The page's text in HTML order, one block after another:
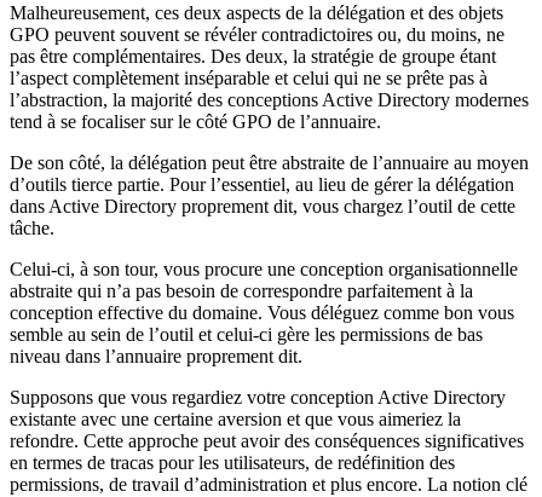
Malheureusement, ces deux aspects de la délégation et des objets
GPO peuvent souvent se révéler contradictoires ou, du moins, ne
pas être complémentaires. Des deux, la stratégie de groupe étant
l’aspect complètement inséparable et celui qui ne se prête pas à
l’abstraction, la majorité des conceptions Active Directory modernes
tend à se focaliser sur le côté GPO de l’annuaire.
De son côté, la délégation peut être abstraite de l’annuaire au moyen
d’outils tierce partie. Pour l’essentiel, au lieu de gérer la délégation
dans Active Directory proprement dit, vous chargez l’outil de cette
tâche.
Celui-ci, à son tour, vous procure une conception organisationnelle
abstraite qui n’a pas besoin de correspondre parfaitement à la
conception effective du domaine. Vous déléguez comme bon vous
semble au sein de l’outil et celui-ci gère les permissions de bas
niveau dans l’annuaire proprement dit.
Supposons que vous regardiez votre conception Active Directory
existante avec une certaine aversion et que vous aimeriez la
refondre. Cette approche peut avoir des conséquences significatives
en termes de tracas pour les utilisateurs, de redéfinition des
permissions, de travail d’administration et plus encore. La notion clé